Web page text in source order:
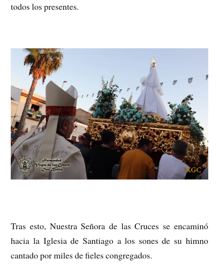
todos los presentes.
Tras esto, Nuestra Señora de las Cruces se encaminó
hacia la Iglesia de Santiago a los sones de su himno
cantado por miles de fieles congregados.